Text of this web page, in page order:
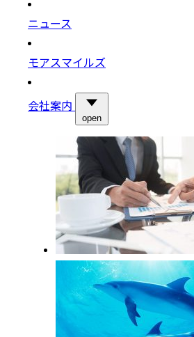
ニュース
モアスマイルズ
会社案内
open